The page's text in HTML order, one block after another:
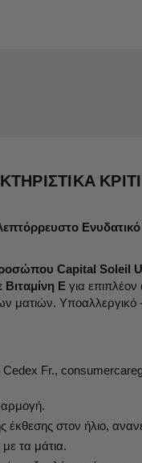
Capital Soleil
Βιταμίνη Ε για
ματιών. Υποαλλεργικό
Fr.,
στον ήλιο,
τα μάτια.